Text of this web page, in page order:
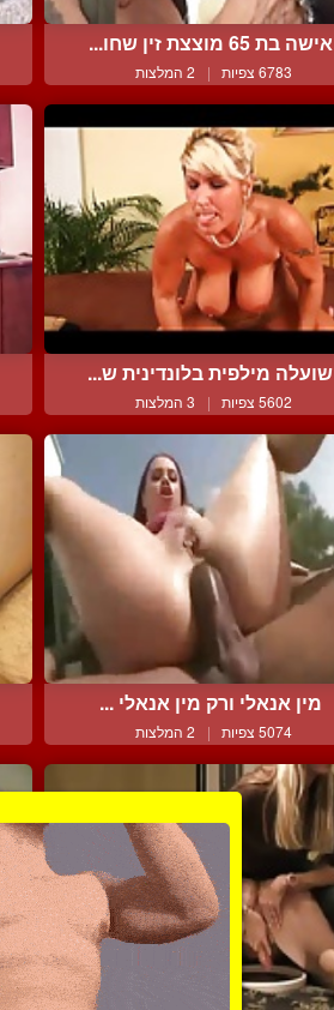
אישה בת 65 מוצצת זין שחו...
6783 צפיות | 2 המלצות
שועלה מילפית בלונדינית ש...
5602 צפיות | 3 המלצות
מין אנאלי ורק מין אנאלי ...
5074 צפיות | 2 המלצות